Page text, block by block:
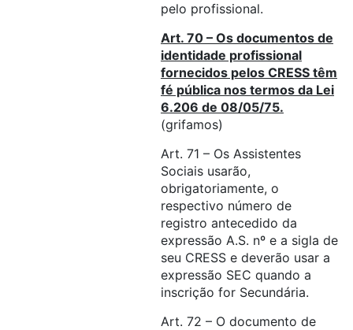
pelo profissional.
Art. 70 – Os documentos de
identidade profissional
fornecidos pelos CRESS têm
fé pública nos termos da Lei
6.206 de 08/05/75.
(grifamos)
Art. 71 – Os Assistentes
Sociais usarão,
obrigatoriamente, o
respectivo número de
registro antecedido da
expressão A.S. nº e a sigla de
seu CRESS e deverão usar a
expressão SEC quando a
inscrição for Secundária.
Art. 72 – O documento de